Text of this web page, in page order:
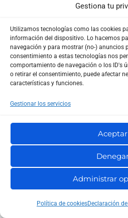
Gestiona tu
Utilizamos tecnologías como las cookies
información del dispositivo. Lo hacemos
navegación y para mostrar (no-) anuncios
consentimiento a estas tecnologías nos
comportamiento de navegación o los ID's
o retirar el consentimiento, puede afectar
características y funciones.
Gestionar los servicios
Aceptar
Administrar
Política de cookiesDeclaración
Curiosidades
Guías
Juegos
Marketing